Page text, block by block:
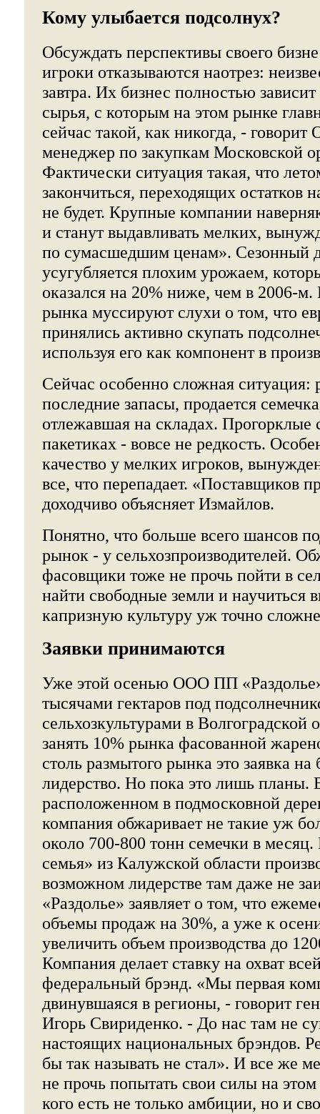
Кому улыбается подсолнух?
Обсуждать перспективы своего
игроки отказываются наотрез:
завтра. Их бизнес полностью
сырья, с которым на этом рынке
сейчас такой, как никогда, - говорит
менеджер по закупкам Московской
Фактически ситуация такая, что
закончиться, переходящих остатков
не будет. Крупные компании
и станут выдавливать мелких,
по сумасшедшим ценам». Сезонный
усугубляется плохим урожаем,
оказался на 20% ниже, чем в 2006-м.
рынка муссируют слухи о том, что
принялись активно скупать
используя его как компонент в
Сейчас особенно сложная ситуация:
последние запасы, продается
отлежавшая на складах. Прогорклые
пакетиках - вовсе не редкость.
качество у мелких игроков,
все, что перепадает. «Поставщиков
доходчиво объясняет Измайлов.
Понятно, что больше всего шансов
рынок - у сельхозпроизводителей.
фасовщики тоже не прочь пойти в
найти свободные земли и научиться
капризную культуру уж точно
Заявки принимаются
Уже этой осенью ООО ПП
тысячами гектаров под
сельхозкультурами в Волгоградской
занять 10% рынка фасованной
столь размытого рынка это заявка на
лидерство. Но пока это лишь планы.
расположенном в подмосковной
компания обжаривает не такие уж
около 700-800 тонн семечки в
семья» из Калужской области
возможном лидерстве там даже не
«Раздолье» заявляет о том, что
объемы продаж на 30%, а уже к
увеличить объем производства до
Компания делает ставку на охват
федеральный брэнд. «Мы первая
двинувшаяся в регионы, - говорит
Игорь Свириденко. - До нас там не
настоящих национальных брэндов.
бы так называть не стал». И все же
не прочь попытать свои силы на
кого есть не только амбиции, но и